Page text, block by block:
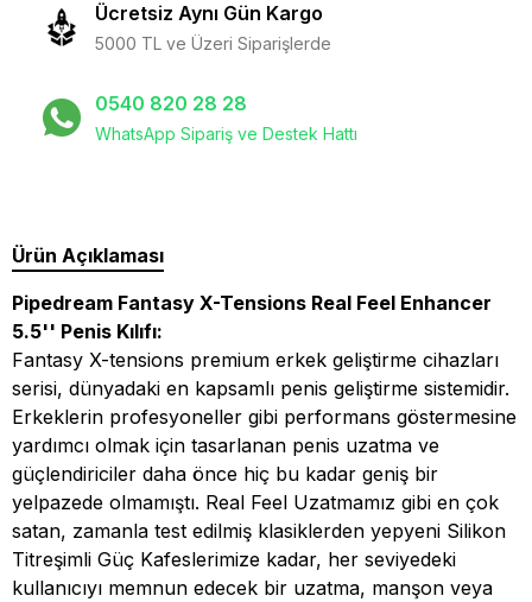
Ücretsiz Aynı Gün Kargo
5000 TL ve Üzeri Siparişlerde
0540 820 28 28
WhatsApp Sipariş ve Destek Hattı
Ürün Açıklaması
Pipedream Fantasy X-Tensions Real Feel Enhancer
5.5'' Penis Kılıfı:
Fantasy X-tensions premium erkek geliştirme cihazları
serisi, dünyadaki en kapsamlı penis geliştirme sistemidir.
Erkeklerin profesyoneller gibi performans göstermesine
yardımcı olmak için tasarlanan penis uzatma ve
güçlendiriciler daha önce hiç bu kadar geniş bir
yelpazede olmamıştı. Real Feel Uzatmamız gibi en çok
satan, zamanla test edilmiş klasiklerden yepyeni Silikon
Titreşimli Güç Kafeslerimize kadar, her seviyedeki
kullanıcıyı memnun edecek bir uzatma, manşon veya